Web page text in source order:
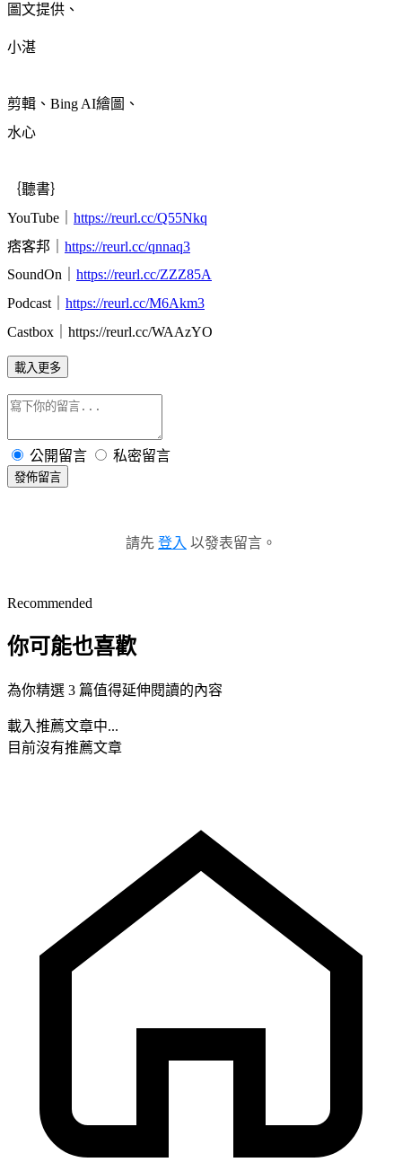
圖文提供、
小湛
剪輯、Bing AI繪圖、
水心
｛聽書｝
YouTube｜ https://reurl.cc/Q55Nkq
痞客邦｜ https://reurl.cc/qnnaq3
SoundOn｜ https://reurl.cc/ZZZ85A
Podcast｜ https://reurl.cc/M6Akm3
Castbox｜https://reurl.cc/WAAzYO
載入更多
公開留言 私密留言
發佈留言
請先 登入 以發表留言。
Recommended
你可能也喜歡
為你精選 3 篇值得延伸閱讀的內容
載入推薦文章中...
目前沒有推薦文章